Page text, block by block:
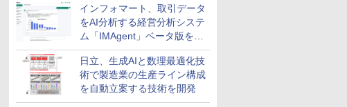
インフォマート、取引データ
をAI分析する経営分析システ
ム「IMAgent」ベータ版を提
供
日立、生成AIと数理最適化技
術で製造業の生産ライン構成
を自動立案する技術を開発